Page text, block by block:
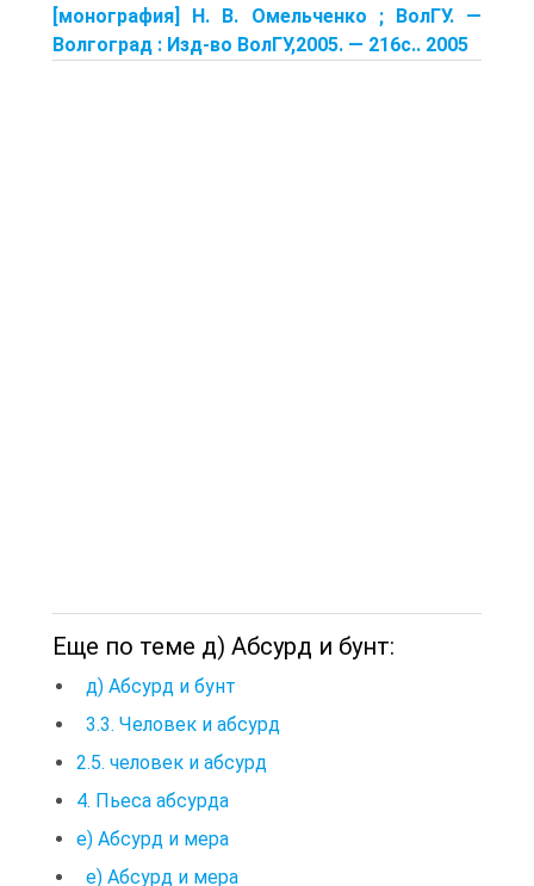
[монография] Н. В. Омельченко ; ВолГУ. —
Волгоград : Изд-во ВолГУ,2005. — 216с.. 2005
Еще по теме д) Абсурд и бунт:
д) Абсурд и бунт
3.3. Человек и абсурд
2.5. человек и абсурд
4. Пьеса абсурда
е) Абсурд и мера
е) Абсурд и мера